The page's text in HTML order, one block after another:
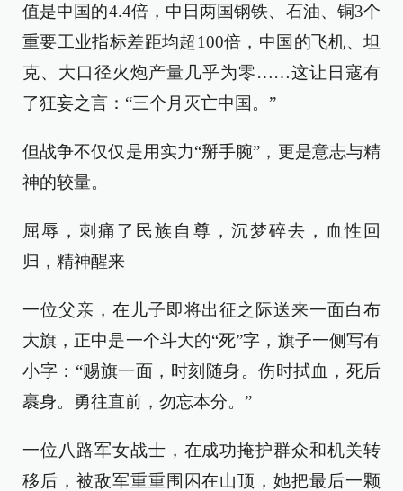
值是中国的4.4倍，中日两国钢铁、石油、铜3个
重要工业指标差距均超100倍，中国的飞机、坦
克、大口径火炮产量几乎为零……这让日寇有
了狂妄之言：“三个月灭亡中国。”
但战争不仅仅是用实力“掰手腕”，更是意志与精
神的较量。
屈辱，刺痛了民族自尊，沉梦碎去，血性回
归，精神醒来——
一位父亲，在儿子即将出征之际送来一面白布
大旗，正中是一个斗大的“死”字，旗子一侧写有
小字：“赐旗一面，时刻随身。伤时拭血，死后
裹身。勇往直前，勿忘本分。”
一位八路军女战士，在成功掩护群众和机关转
移后，被敌军重重围困在山顶，她把最后一颗